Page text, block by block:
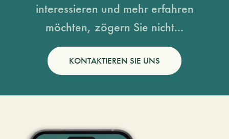
interessieren und mehr erfahren
möchten, zögern Sie nicht...
KONTAKTIEREN SIE UNS